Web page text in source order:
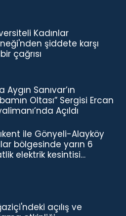
Kadınlar
şiddete karşı
çağrısı
Aygın Sanıvar’ın
Oltası” Sergisi Ercan
Açıldı
ile Gönyeli-Alayköy
bölgesinde yarın 6
elektrik kesintisi…
açılış ve